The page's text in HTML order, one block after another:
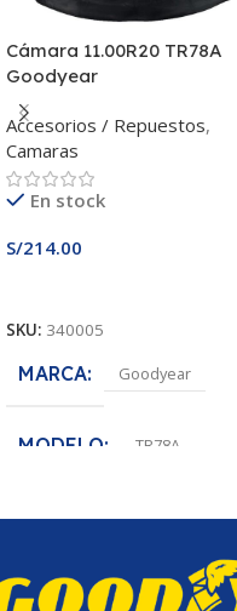
Cámara 11.00R20 TR78A
Goodyear
Accesorios / Repuestos,
Camaras
En stock
S/214.00
SKU: 340005
MARCA Goodyear
MODELO TR78A
MEDIDA 11.00R20
VOLUMEN Caja x4